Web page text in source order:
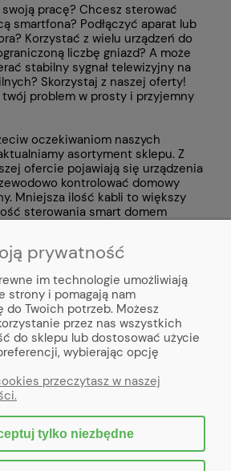
pracę? Chcesz sterować
smartfona? Podłączyć aparat lub
Korzystać z wielu urządzeń do
liczbę gniazd? A może
stabilny sygnał telewizyjny na
Skorzystaj z naszej oferty!
twój problem w prosty i przyjemny
oczekiwaniom naszych
asortyment sklepu. Z
ofercie pojawiają się urządzenia
kontrolować domowy
Mniejsza ilość kabli to większy
sterowania smart domem
doradztwem, pomożemy w
urządzeń, stosownie do
sprzętu. Na każde pytanie
24 godzin, wystarczy że
adres e-mail:
. Można również do nas
od 8.00 do 16.00.
prywatność
im technologie umożliwiają
strony i pomagają nam
Twoich potrzeb. Możesz
przez nas wszystkich
do sklepu lub dostosować użycie
wybierając opcję
przeczytasz w naszej
tylko niezbędne